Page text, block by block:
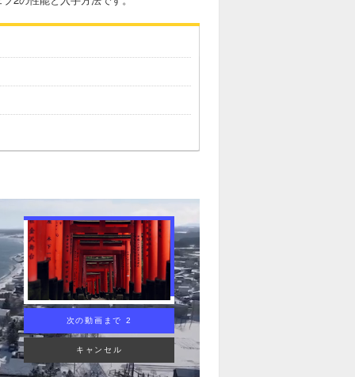
次の動画まで 1
キャンセル